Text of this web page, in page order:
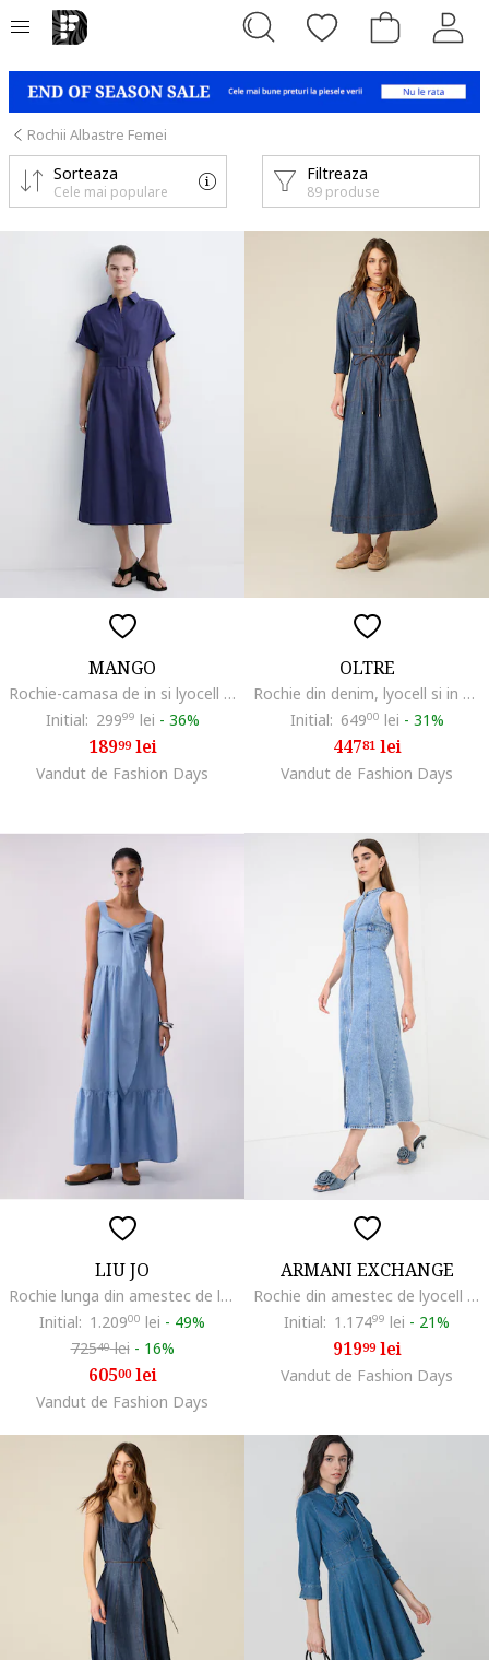
Rochii Albastre Femei
Filtreaza
89 produse
Sorteaza
Cele mai populare
MANGO
Rochie-camasa de in si lyocell cu o curea in talie, Bleumarin
Initial: 29999 lei - 36%
18999lei
Vandut de Fashion Days
OLTRE
Rochie din denim, lyocell si in cu buzunare laterale, Bleumarin
Initial: 64900 lei - 31%
44781lei
Vandut de Fashion Days
LIU JO
Rochie lunga din amestec de lyocell si in cu decolteu in V, Albastru deschis
Initial: 1.20900 lei - 49%
72540lei - 16%
60500lei
Vandut de Fashion Days
ARMANI EXCHANGE
Rochie din amestec de lyocell cu buzunar frontal, Albastru
Initial: 1.17499 lei - 21%
91999lei
Vandut de Fashion Days